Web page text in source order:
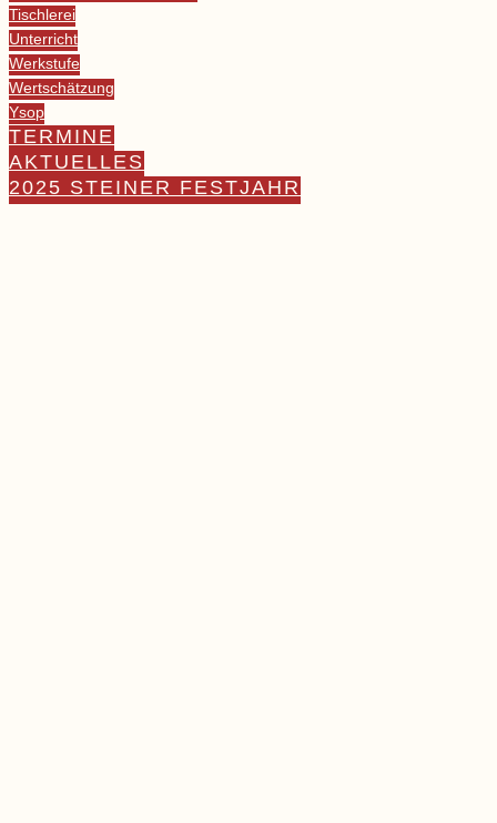
Tischlerei
Unterricht
Werkstufe
Wertschätzung
Ysop
TERMINE
AKTUELLES
2025 STEINER FESTJAHR